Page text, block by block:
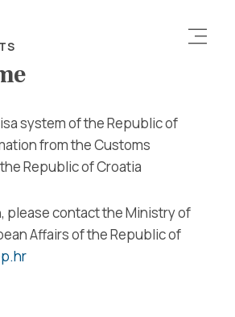
system of the Republic of
from the Customs
Republic of Croatia
please contact the Ministry of
Affairs of the Republic of